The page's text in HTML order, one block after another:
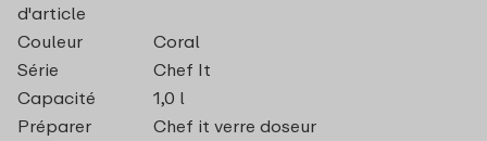
d'article
Couleur
Coral
Série
Chef It
Capacité
1,0 l
Préparer
Chef it verre doseur